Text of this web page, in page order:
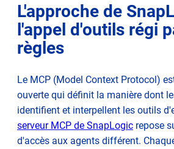
L'approche de
l'appel d'outils régi
règles
Le MCP (Model Context Protocol)
ouverte qui définit la manière dont
identifient et interpellent les outils
serveur MCP de SnapLogic repose
d'accès aux agents différent.